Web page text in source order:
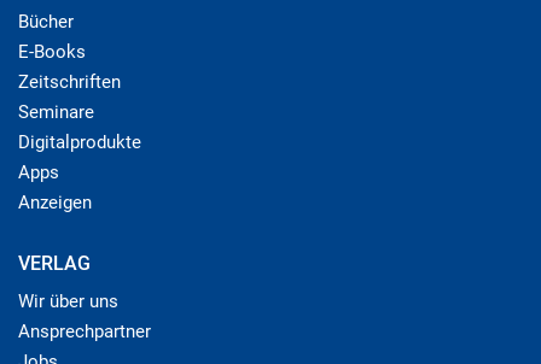
Bücher
E-Books
Zeitschriften
Seminare
Digitalprodukte
Apps
Anzeigen
VERLAG
Wir über uns
Ansprechpartner